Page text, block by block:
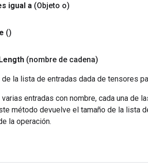
igual a (Objeto o)
()
(nombre de cadena)
la lista de entradas dada de tensores
entradas con nombre, cada una de
método devuelve el tamaño de la lista
la operación.